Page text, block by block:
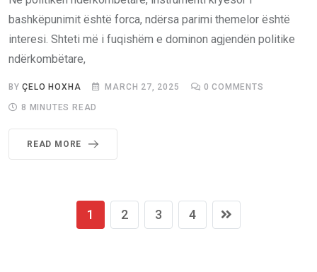
bashkëpunimit është forca, ndërsa parimi themelor është
interesi. Shteti më i fuqishëm e dominon agjendën politike
ndërkombëtare,
BYÇELO HOXHA MARCH 27, 2025 0 COMMENTS
8 MINUTES READ
READ MORE
1 2 3 4